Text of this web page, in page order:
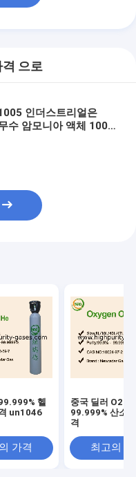
격 으로
인더스트리얼은
수 암모니아 액체 100L
헬
un1046
가격
중국 딜러 O2
99.999% 산소
격
최고의